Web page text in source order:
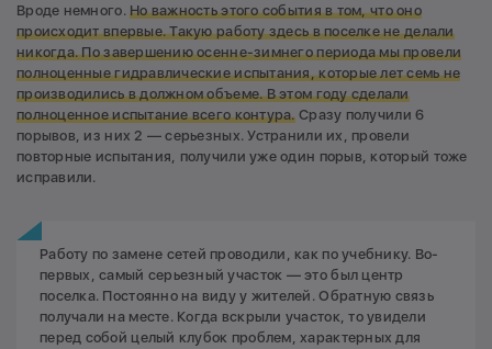
Вроде немного.Но важность этого события в том, что оно
происходит впервые. Такую работу здесь в поселке не делали
никогда. По завершению осенне-зимнего периода мы провели
полноценные гидравлические испытания, которые лет семь не
производились в должном объеме. В этом году сделали
полноценное испытание всего контура.Сразу получили 6
порывов, из них 2 — серьезных. Устранили их, провели
повторные испытания, получили уже один порыв, который тоже
исправили.
Работу по замене сетей проводили, как по учебнику. Во-
первых, самый серьезный участок — это был центр
поселка. Постоянно на виду у жителей. Обратную связь
получали на месте. Когда вскрыли участок, то увидели
перед собой целый клубок проблем, характерных для